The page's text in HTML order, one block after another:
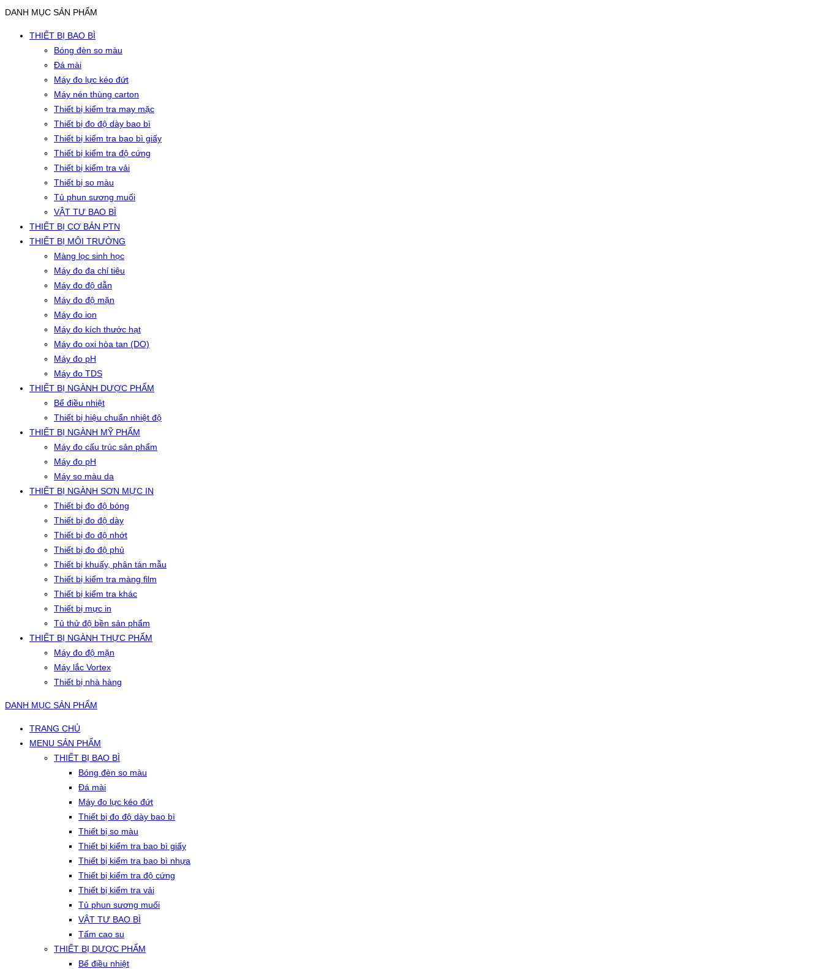
DANH MỤC SẢN PHẨM
THIẾT BỊ BAO BÌ
Bóng đèn so màu
Đá mài
Máy đo lực kéo đứt
Máy nén thùng carton
Thiết bị kiểm tra may mặc
Thiết bị đo độ dày bao bì
Thiết bị kiểm tra bao bì giấy
Thiết bị kiểm tra độ cứng
Thiết bị kiểm tra vải
Thiết bị so màu
Tủ phun sương muối
VẬT TƯ BAO BÌ
THIẾT BỊ CƠ BẢN PTN
THIẾT BỊ MÔI TRƯỜNG
Màng lọc sinh học
Máy đo đa chỉ tiêu
Máy đo độ dẫn
Máy đo độ mặn
Máy đo ion
Máy đo kích thước hạt
Máy đo oxi hòa tan (DO)
Máy đo pH
Máy đo TDS
THIẾT BỊ NGÀNH DƯỢC PHẨM
Bể điều nhiệt
Thiết bị hiệu chuẩn nhiệt độ
THIẾT BỊ NGÀNH MỸ PHẨM
Máy đo cấu trúc sản phẩm
Máy đo pH
Máy so màu da
THIẾT BỊ NGÀNH SƠN MỰC IN
Thiết bị đo độ bóng
Thiết bị đo độ dày
Thiết bị đo độ nhớt
Thiết bị đo độ phủ
Thiết bị khuấy, phân tán mẫu
Thiết bị kiểm tra màng film
Thiết bị kiểm tra khác
Thiết bị mực in
Tủ thử độ bền sản phẩm
THIẾT BỊ NGÀNH THỰC PHẨM
Máy đo độ mặn
Máy lắc Vortex
Thiết bị nhà hàng
DANH MỤC SẢN PHẨM
TRANG CHỦ
MENU SẢN PHẨM
THIẾT BỊ BAO BÌ
Bóng đèn so màu
Đá mài
Máy đo lực kéo đứt
Thiết bị đo độ dày bao bì
Thiết bị so màu
Thiết bị kiểm tra bao bì giấy
Thiết bị kiểm tra bao bì nhựa
Thiết bị kiểm tra độ cứng
Thiết bị kiểm tra vải
Tủ phun sương muối
VẬT TƯ BAO BÌ
Tấm cao su
THIẾT BỊ DƯỢC PHẨM
Bể điều nhiệt